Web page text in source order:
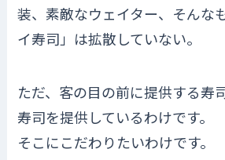
装、素敵なウェイター、そんな
イ寿司」は拡散していない。
ただ、客の目の前に提供する寿
寿司を提供しているわけです。
そこにこだわりたいわけです。